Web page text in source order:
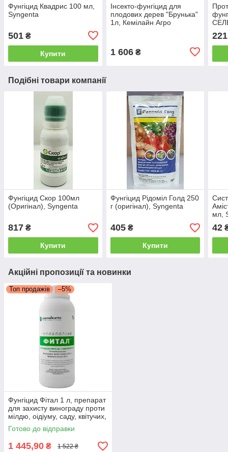
Фунгіцид Квадрис 100 мл,
Syngenta
501 ₴
Купити
Інсекто-фунгіцид для
плодових дерев "Брунька"
1л, Кемілайн Агро
1 606₴
221
Подібні товари компанії
Фунгіцид Скор 100мл
(Оригінал), Syngenta
817 ₴
Купити
Фунгіцид Рідоміл Голд 250
г (оригінал), Syngenta
405₴
Купити
мл,
42
Акційні пропозиції та новинки
Топ продажів –5%
Фунгіцид Фітал 1 л, препарат
для захисту винограду проти
мілдю, оідіуму, саду, квітучих,
газону
Готово до відправки
1 445,90 ₴ 1 522 ₴